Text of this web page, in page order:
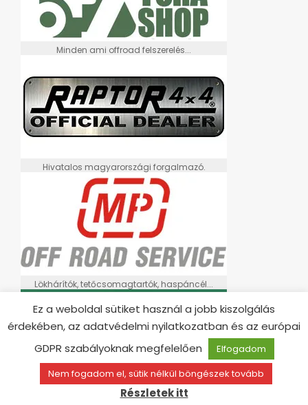
Minden ami offroad felszerelés...
Hivatalos magyarországi forgalmazó.
Lökhárítók, tetőcsomagtartók, haspáncél...
Kangaroo Winch elektromos csörlők
Ez a weboldal sütiket használ a jobb kiszolgálás
érdekében, az adatvédelmi nyilatkozatban és az európai
GDPR szabályoknak megfelelően
Elfogadom
Nem fogadom el, sütik nélkül böngészek tovább
Részletek itt